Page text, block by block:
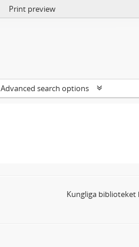
Print preview
Advanced search options
Kungliga biblioteket